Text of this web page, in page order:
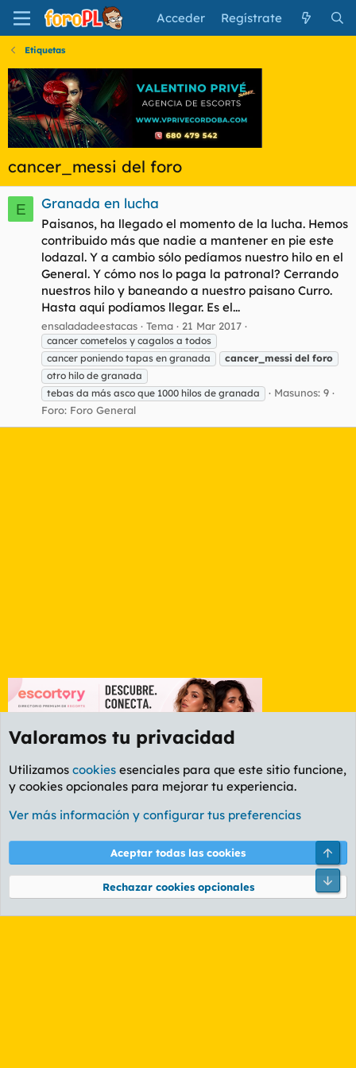
Acceder Regístrate
Etiquetas
cancer_messi del foro
E Granada en lucha
Paisanos, ha llegado el momento de la lucha. Hemos
contribuido más que nadie a mantener en pie este
lodazal. Y a cambio sólo pedíamos nuestro hilo en el
General. Y cómo nos lo paga la patronal? Cerrando
nuestros hilo y baneando a nuestro paisano Curro.
Hasta aquí podíamos llegar. Es el...
ensaladadeestacas Tema 21 Mar 2017
cancer cometelos y cagalos a todos
cancer poniendo tapas en granada
cancer_messi del foro
otro hilo de granada
tebas da más asco que 1000 hilos de granada
Masunos: 9
Foro: Foro General
Etiquetas
Cookies
PL OLDSTYLE AMARILLO
Términos y reglas Política de privacidad Ayuda
Community platform by XenForo® © 2010-2026 XenForo Ltd.
Valoramos tu privacidad
Utilizamos cookies esenciales para que este sitio funcione,
y cookies opcionales para mejorar tu experiencia.
Ver más información y configurar tus preferencias
Aceptar todas las cookies
Rechazar cookies opcionales
Pie